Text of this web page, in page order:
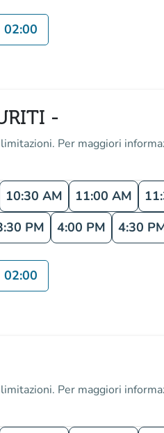
02:00
-
Per maggiori
10:30 AM 11:00 AM
PM 4:00 PM 4:30
02:00
Per maggiori